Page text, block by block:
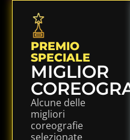
PREMIO
SPECIALE
MIGLIOR
Alcune delle
migliori
coreografie
selezionate